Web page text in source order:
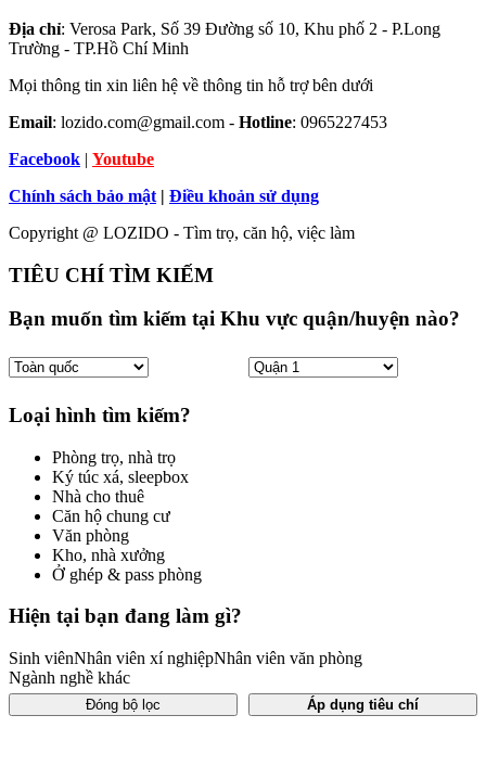
Địa chỉ: Verosa Park, Số 39 Đường số 10, Khu phố 2 - P.Long
Trường - TP.Hồ Chí Minh
Mọi thông tin xin liên hệ về thông tin hỗ trợ bên dưới
Email: lozido.com@gmail.com - Hotline: 0965227453
Facebook | Youtube
Chính sách bảo mật | Điều khoản sử dụng
Copyright @ LOZIDO - Tìm trọ, căn hộ, việc làm
TIÊU CHÍ TÌM KIẾM
Bạn muốn tìm kiếm tại Khu vực quận/huyện nào?
Loại hình tìm kiếm?
Phòng trọ, nhà trọ
Ký túc xá, sleepbox
Nhà cho thuê
Căn hộ chung cư
Văn phòng
Kho, nhà xưởng
Ở ghép & pass phòng
Hiện tại bạn đang làm gì?
Sinh viênNhân viên xí nghiệpNhân viên văn phòng
Ngành nghề khác
Đóng bộ lọc Áp dụng tiêu chí